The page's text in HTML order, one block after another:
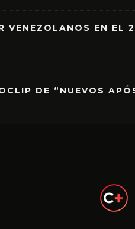
VENEZOLANOS EN EL
DE “NUEVOS